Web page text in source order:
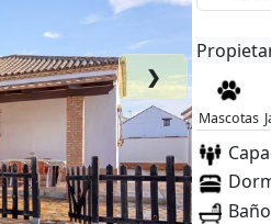
❯
Mascotas